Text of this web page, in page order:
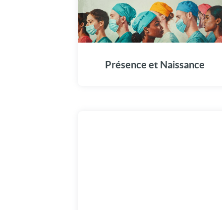
Présence et Naissance
À chaque naissance, une présence